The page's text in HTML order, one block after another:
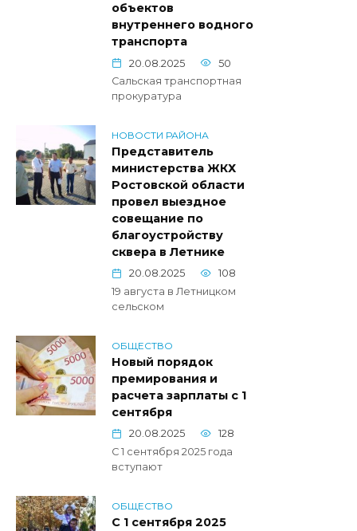
объектов
внутреннего водного
транспорта
20.08.2025
50
Сальская транспортная
прокуратура
НОВОСТИ РАЙОНА
Представитель
министерства ЖКХ
Ростовской области
провел выездное
совещание по
благоустройству
сквера в Летнике
20.08.2025
108
19 августа в Летницком
сельском
ОБЩЕСТВО
Новый порядок
премирования и
расчета зарплаты с 1
сентября
20.08.2025
128
С 1 сентября 2025 года
вступают
ОБЩЕСТВО
С 1 сентября 2025